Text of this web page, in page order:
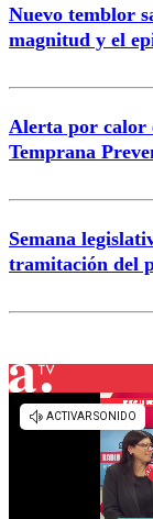
Nuevo temblor
magnitud y el
Alerta por calor
Temprana
Semana
tramitación del